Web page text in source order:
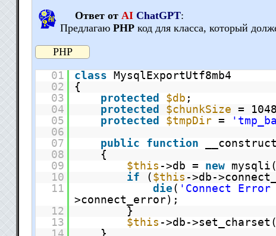
Ответ от AI ChatGPT:
Предлагаю PHP код для класса, который
PHP
01
class MysqlExportUtf8mb4
02
{
03
protected $db ;
04
protected $chunkSize =
05
protected $tmpDir =
06
07
public function
08
{
09
$this ->db = new mysqli(
10
if ( $this ->db-
11
die( 'Connect
>connect_error);
12
}
13
$this ->db->set_charset(
14
}